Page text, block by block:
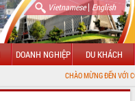
Vietnamese| English
DOANH NGHIỆP DU KHÁCH
CHÀO MỪNG ĐẾN VỚI CỔNG